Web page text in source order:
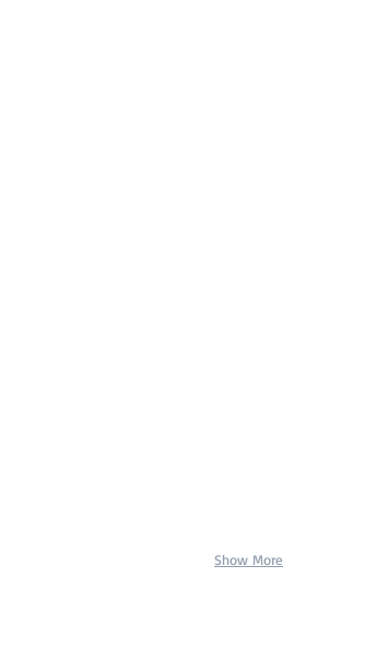
Show More